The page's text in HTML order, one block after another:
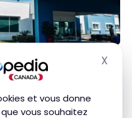
et vous donne
vous souhaitez
X
| Marriott Bonvoy